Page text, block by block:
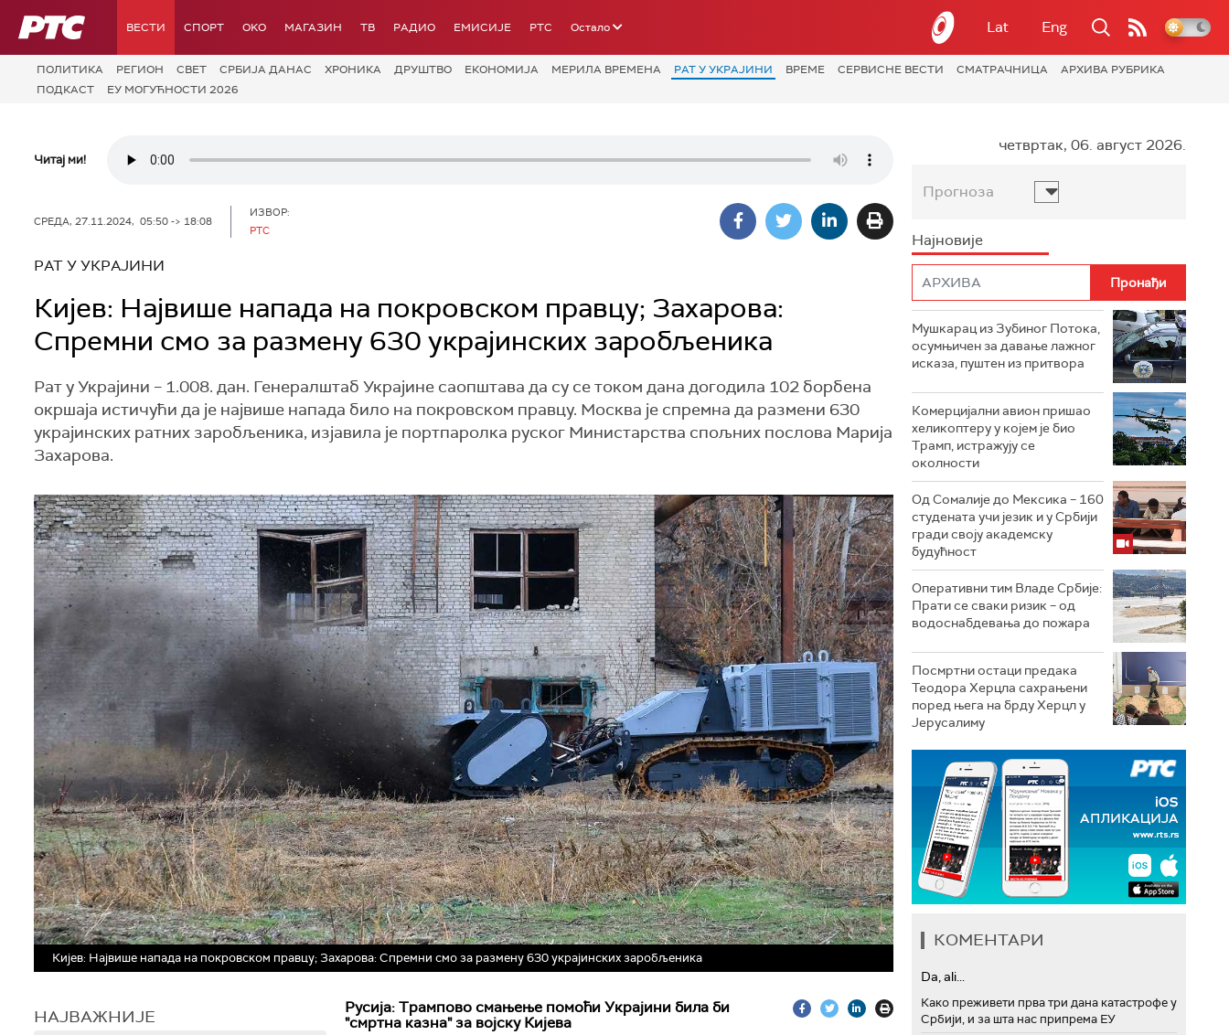
РТС ВЕСТИ СПОРТ OKO МАГАЗИН ТВ РАДИО ЕМИСИЈЕ РТС Остало Lat Eng
ПОЛИТИКА РЕГИОН СВЕТ СРБИЈА ДАНАС ХРОНИКА ДРУШТВО ЕКОНОМИЈА МЕРИЛА ВРЕМЕНА РАТ У УКРАЈИНИ ВРЕМЕ СЕРВИСНЕ ВЕСТИ СМАТРАЧНИЦА
АРХИВА РУБРИКА
ПОДКАСТ
ЕУ МОГУЋНОСТИ 2026
Читај ми!
СРЕДА, 27.11.2024, 05:50 -> 18:08
ИЗВОР:
РТС
РАТ У УКРАЈИНИ
Кијев: Највише напада на покровском правцу; Захарова:
Спремни смо за размену 630 украјинских заробљеника
Рат у Украјини – 1.008. дан. Генералштаб Украјине саопштава да су се током дана догодила 102 борбена
окршаја истичући да је највише напада било на покровском правцу. Москва је спремна да размени 630
украјинских ратних заробљеника, изјавила је портпаролка руског Министарства спољних послова Марија
Захарова.
Кијев: Највише напада на покровском правцу; Захарова: Спремни смо за размену 630 украјинских заробљеника
НАЈВАЖНИЈЕ
Русија: Трампово смањење помоћи Украјини билa би
"смртна казна" за војску Кијева
четвртак, 06. август 2026.
Прогноза
Најновије
Мушкарац из Зубиног Потока,
осумњичен за давање лажног
исказа, пуштен из притвора
Комерцијални авион пришао
хеликоптеру у којем је био
Трамп, истражују се
околности
Од Сомалије до Мексика – 160
студената учи језик и у Србији
гради своју академску
будућност
Оперативни тим Владе Србије:
Прати се сваки ризик – од
водоснабдевања до пожара
Посмртни остаци предака
Теодора Херцла сахрањени
поред њега на брду Херцл у
Јерусалиму
КОМЕНТАРИ
Da, ali...
Како преживети прва три дана катастрофе у
Србији, и за шта нас припрема ЕУ